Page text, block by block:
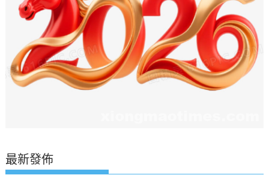
最新發佈